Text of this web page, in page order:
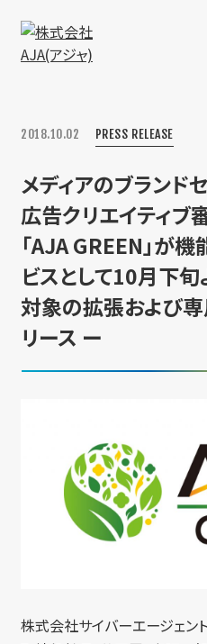
2018.10.02 PRESS RELEASE
メディアのブランド
広告クリエイティブ
「AJA GREEN」が
ビスとして10月下
対象の拡張および
リース ー
株式会社サイバーエージェン